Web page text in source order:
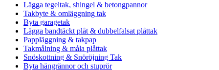
Lägga tegeltak, shingel & betongpannor
Takbyte & omläggning tak
Byta garagetak
Lägga bandtäckt plåt & dubbelfalsat plåttak
Pappläggning & takpap
Takmålning & måla plåttak
Snöskottning & Snöröjning Tak
Byta hängrännor och stuprör